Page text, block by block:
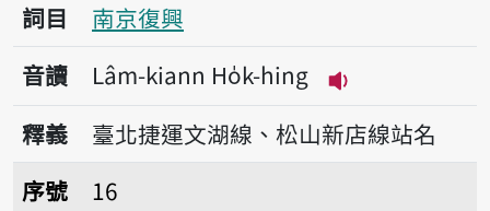
詞目
南京復興
音讀
Lâm-kiann Ho̍k-hing
播放音讀
釋義
臺北捷運文湖線、松山新店線站名
序號16新興區
序號
16